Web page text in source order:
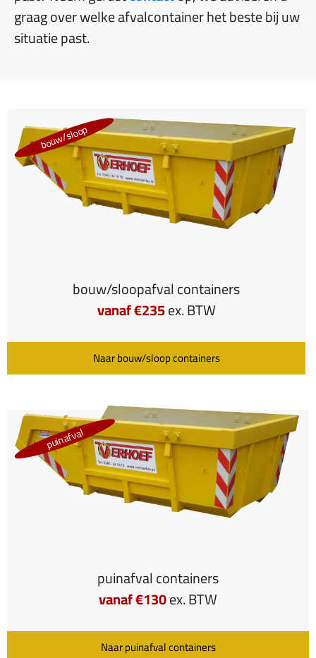
graag over welke afvalcontainer het beste bij uw
situatie past.
bouw/sloop
bouw/sloopafval containers
vanaf €235ex. BTW
Naar bouw/sloop containers
puinafval
puinafval containers
vanaf €130ex. BTW
Naar puinafval containers